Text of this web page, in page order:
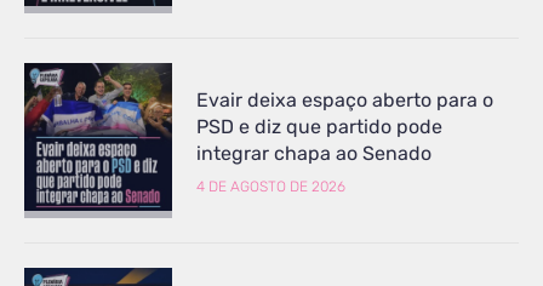
Evair deixa espaço aberto para o
PSD e diz que partido pode
integrar chapa ao Senado
4 DE AGOSTO DE 2026